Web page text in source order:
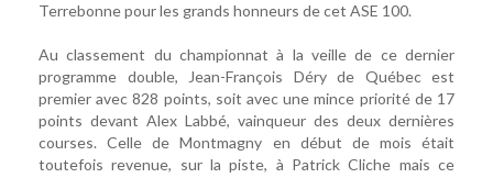
Terrebonne pour les grands honneurs de cet ASE 100.
Au classement du championnat à la veille de ce dernier
programme double, Jean-François Déry de Québec est
premier avec 828 points, soit avec une mince priorité de 17
points devant Alex Labbé, vainqueur des deux dernières
courses. Celle de Montmagny en début de mois était
toutefois revenue, sur la piste, à Patrick Cliche mais ce